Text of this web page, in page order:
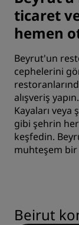
ticaret
hemen
Beyrut'un
cephelerini
alışveriş
Kayaları
gibi şehrin
keşfedin.
muhteşem bir
Beirut